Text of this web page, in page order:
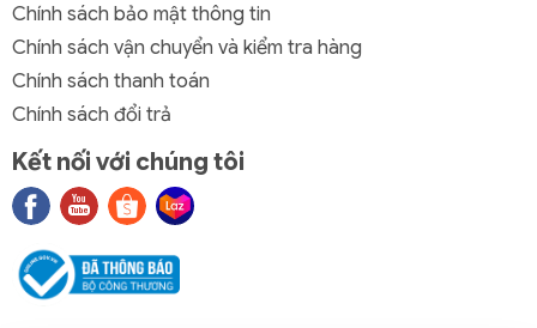
Chính sách bảo mật thông tin
Chính sách vận chuyển và kiểm tra hàng
Chính sách thanh toán
Chính sách đổi trả
Kết nối với chúng tôi